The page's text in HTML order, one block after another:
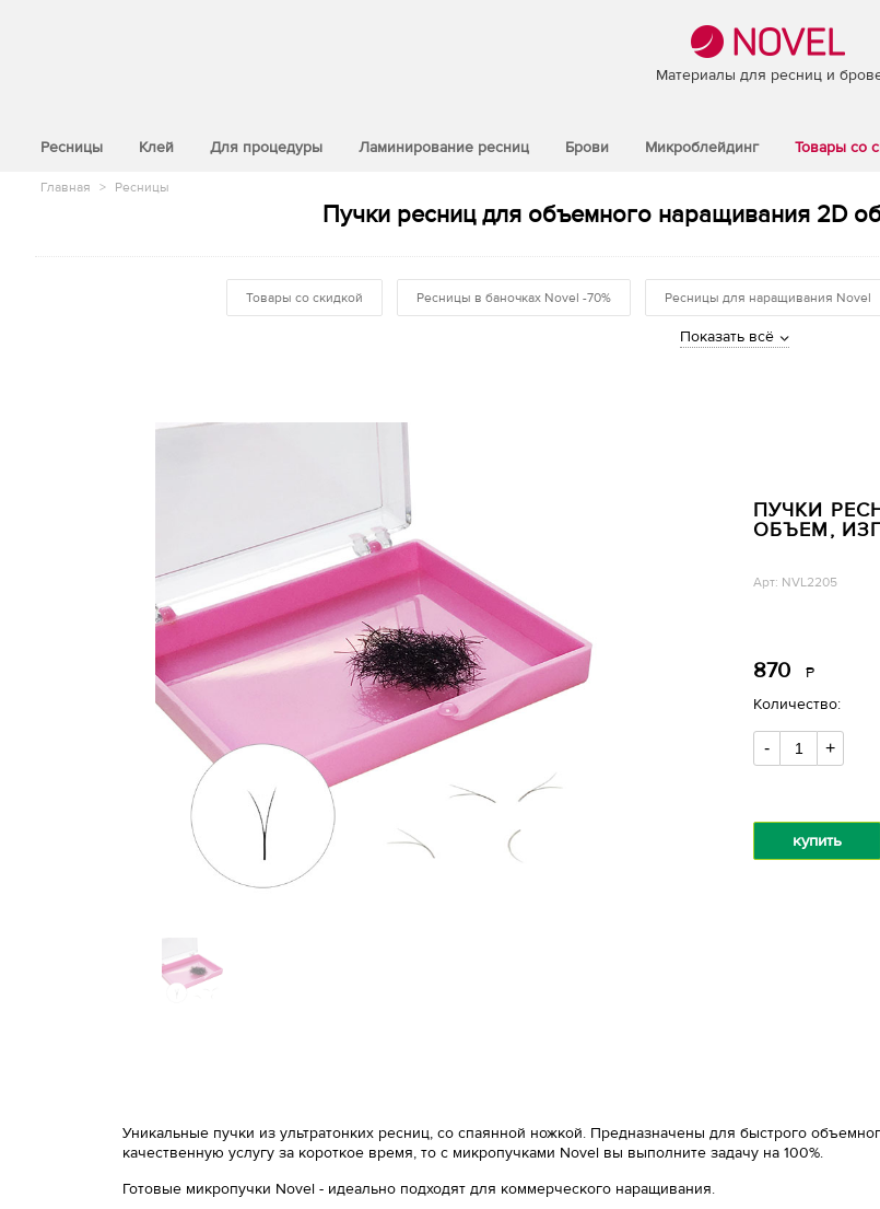
Материалы для ресниц и
Ресницы Клей Для процедуры Ламинирование ресниц Брови Микроблейдинг Товары со
Главная > Ресницы
Пучки ресниц для объемного наращивания 2D
Товары со скидкой Ресницы в баночках Novel -70% Ресницы для наращивания Novel
Показать всё
ПУЧКИ
ОБЪЕМ,
Арт: NVL2205
870 Р
Количество:
- +
купить
Уникальные пучки из ультратонких ресниц, со спаянной ножкой. Предназначены для быстрого
качественную услугу за короткое время, то c микропучками Novel вы выполните задачу на 100%.
Готовые микропучки Novel - идеально подходят для коммерческого наращивания.